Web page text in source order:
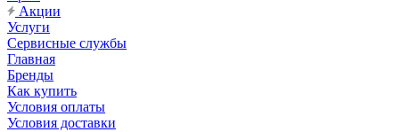
Акции
Услуги
Сервисные службы
Главная
Бренды
Как купить
Условия оплаты
Условия доставки